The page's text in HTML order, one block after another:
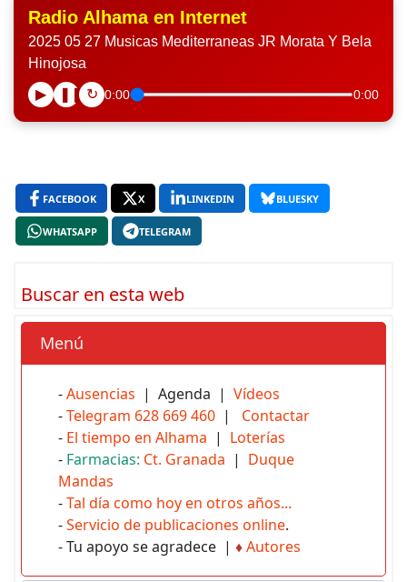
Radio Alhama en Internet
2025 05 27 Musicas Mediterraneas JR Morata Y Bela
Hinojosa
▶
❚❚ ↻ 0:00 0:00
FACEBOOK X LINKEDIN BLUESKY
WHATSAPP TELEGRAM
Buscar en esta web
Menú
-Ausencias | Agenda | Vídeos
-Telegram 628 669 460 | Contactar
- El tiempo en Alhama | Loterías
- Farmacias: Ct. Granada | Duque
Mandas
-Tal día como hoy en otros años...
-Servicio de publicaciones online.
- Tu apoyo se agradece | ♦Autores